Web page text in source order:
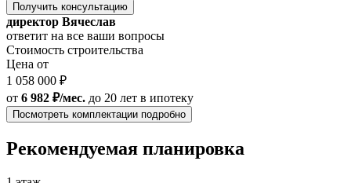
Получить консультацию
директор Вячеслав
ответит на все ваши вопросы
Стоимость строительства
Цена от
1 058 000 ₽
от 6 982 ₽/мес. до 20 лет в ипотеку
Посмотреть комплектации подробно
Рекомендуемая планировка